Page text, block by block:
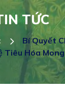
TỨC
Bí Quyết
Tiêu Hóa